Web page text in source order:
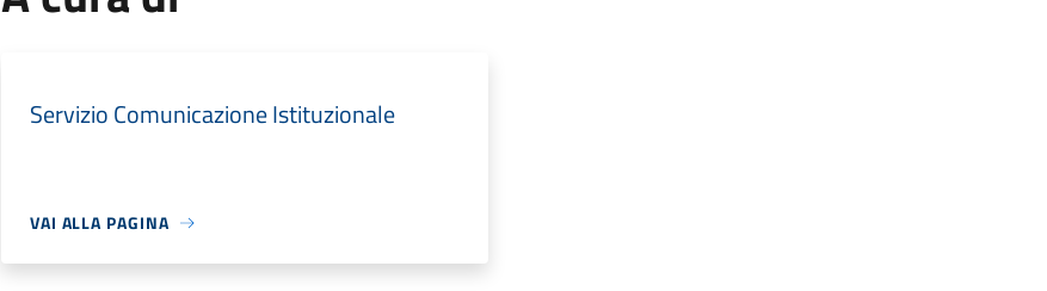
Servizio Comunicazione Istituzionale
VAI ALLA PAGINA